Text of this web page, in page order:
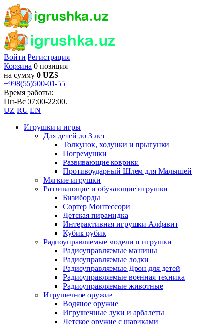
Войти Регистрация
Корзина 0 позиция
на сумму 0 UZS
+998(55)500-01-55
Время работы:
Пн-Вс 07:00-22:00.
UZ RU EN
Игрушки и игры
Для детей до 3 лет
Толкунок, ходунки и прыгунки
Погремушки
Развивающие коврики
Противоударный Шлем для Малышей
Мягкие игрушки
Развивающие и обучающие игрушки
Бизиборды
Сортер Монтессори
Детская пирамидка
Интерактивная игрушки Алфавит
Кубик рубик
Радиоуправляемые модели и игрушки
Радиоуправляемые машины
Радиоуправляемые лодки
Радиоуправляемые Дрон для детей
Радиоуправляемые военная техника
Радиоуправляемые животные
Игрушечное оружие
Водяное оружие
Игрушечные луки и арбалеты
Детское оружие с шариками